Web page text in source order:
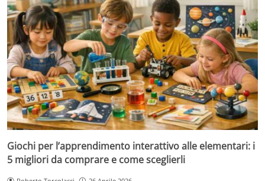
Giochi per l’apprendimento interattivo alle elementari: i
5 migliori da comprare e come sceglierli